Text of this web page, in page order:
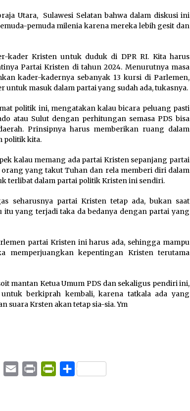
Utara, Sulawesi Selatan bahwa dalam diskusi ini
pemuda milenia karena mereka lebih gesit dan
kader Kristen untuk duduk di DPR RI. Kita harus
Partai Kristen di tahun 2024. Menurutnya masa
kader-kadernya sebanyak 13 kursi di Parlemen,
masuk dalam partai yang sudah ada, tukasnya.
politik ini, mengatakan kalau bicara peluang pasti
atau Sulut dengan perhitungan semasa PDS bisa
Prinsipnya harus memberikan ruang dalam
politik kita.
kalau memang ada partai Kristen sepanjang partai
yang takut Tuhan dan rela memberi diri dalam
terlibat dalam partai politik Kristen ini sendiri.
seharusnya partai Kristen tetap ada, bukan saat
yang terjadi taka da bedanya dengan partai yang
partai Kristen ini harus ada, sehingga mampu
memperjuangkan kepentingan Kristen terutama
mantan Ketua Umum PDS dan sekaligus pendiri ini,
berkiprah kembali, karena tatkala ada yang
suara Krsten akan tetap sia-sia. Ym
Yahoo Email Print PrintFriendly
Share